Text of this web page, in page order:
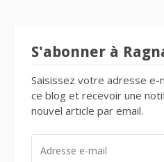
S'abonner à
Saisissez votre adresse e-
ce blog et recevoir une
nouvel article par email.